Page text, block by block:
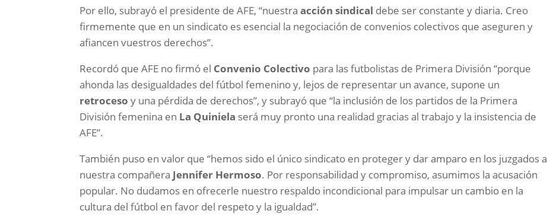
Por ello, subrayó el presidente de AFE, “nuestraacción sindical debe ser constante y diaria. Creo
firmemente que en un sindicato es esencial la negociación de convenios colectivos que aseguren y
afiancen vuestros derechos”.
Recordó que AFE no firmó el Convenio Colectivo para las futbolistas de Primera División “porque
ahonda las desigualdades del fútbol femenino y, lejos de representar un avance, supone un
retrocesoy una pérdida de derechos”, y subrayó que “la inclusión de los partidos de la Primera
División femenina en La Quiniela será muy pronto una realidad gracias al trabajo y la insistencia de
AFE”.
También puso en valor que “hemos sido el único sindicato en proteger y dar amparo en los juzgados a
nuestra compañera Jennifer Hermoso. Por responsabilidad y compromiso, asumimos la acusación
popular. No dudamos en ofrecerle nuestro respaldo incondicional para impulsar un cambio en la
cultura del fútbol en favor del respeto y la igualdad”.